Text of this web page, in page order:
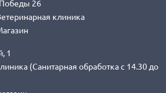
26
клиника
1
(Санитарная обработка с 14.30 до